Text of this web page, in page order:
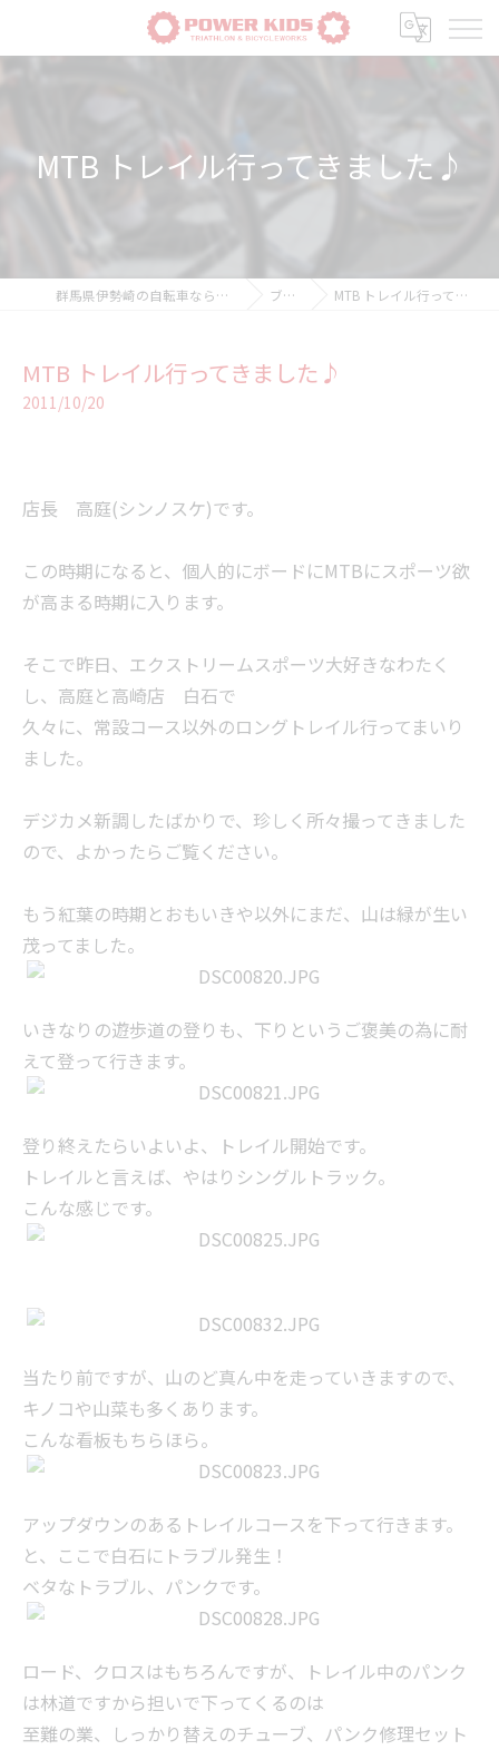
MTB トレイル行ってきました♪
群馬県伊勢崎の自転車ならPOWER-KIDS ブログ MTB トレイル行ってきました♪
MTB トレイル行ってきました♪
2011/10/20
店長 高庭(シンノスケ)です。
この時期になると、個人的にボードにMTBにスポーツ欲
が高まる時期に入ります。
そこで昨日、エクストリームスポーツ大好きなわたく
し、高庭と高崎店 白石で
久々に、常設コース以外のロングトレイル行ってまいり
ました。
デジカメ新調したばかりで、珍しく所々撮ってきました
ので、よかったらご覧ください。
もう紅葉の時期とおもいきや以外にまだ、山は緑が生い
茂ってました。
いきなりの遊歩道の登りも、下りというご褒美の為に耐
えて登って行きます。
登り終えたらいよいよ、トレイル開始です。
トレイルと言えば、やはりシングルトラック。
こんな感じです。
当たり前ですが、山のど真ん中を走っていきますので、
キノコや山菜も多くあります。
こんな看板もちらほら。
アップダウンのあるトレイルコースを下って行きます。
と、ここで白石にトラブル発生！
ベタなトラブル、パンクです。
ロード、クロスはもちろんですが、トレイル中のパンク
は林道ですから担いで下ってくるのは
至難の業、しっかり替えのチューブ、パンク修理セット